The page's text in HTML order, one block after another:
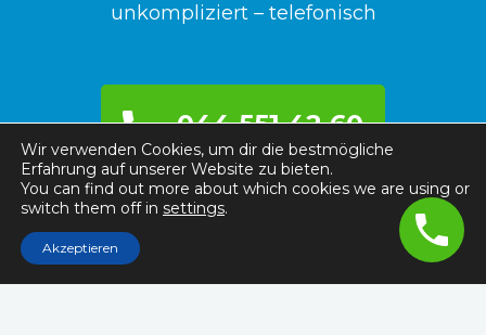
unkompliziert – telefonisch
044 551 42 60
Wir verwenden Cookies, um dir die bestmögliche
Erfahrung auf unserer Website zu bieten.
You can find out more about which cookies we are using or
switch them off in settings.
Akzeptieren